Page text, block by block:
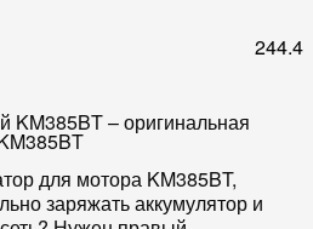
244.4
KM385BT – оригинальная
для мотора KM385BT,
заряжать аккумулятор и